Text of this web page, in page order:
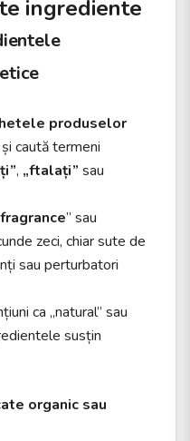
ingrediente
produselor
caută termeni
, „ftalați” sau
fragrance” sau
zeci, chiar sute de
sau perturbatori
ca „natural” sau
susțin
organic sau